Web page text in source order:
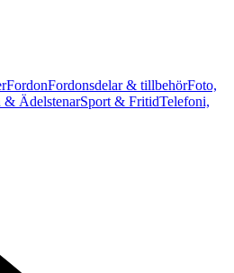
FordonFordonsdelar & tillbehörFoto,
& ÄdelstenarSport & FritidTelefoni,